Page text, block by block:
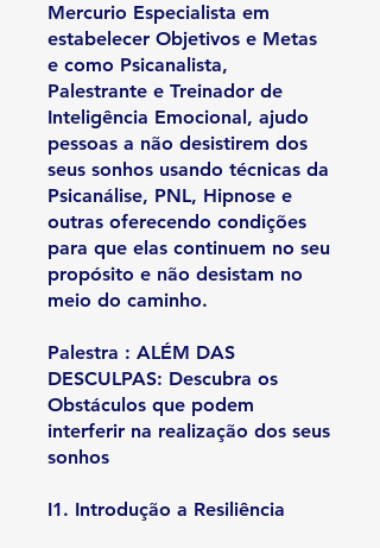
Mercurio Especialista em
estabelecer Objetivos e Metas
e como Psicanalista,
Palestrante e Treinador de
Inteligência Emocional, ajudo
pessoas a não desistirem dos
seus sonhos usando técnicas da
Psicanálise, PNL, Hipnose e
outras oferecendo condições
para que elas continuem no seu
propósito e não desistam no
meio do caminho.
Palestra : ALÉM DAS
DESCULPAS: Descubra os
Obstáculos que podem
interferir na realização dos seus
sonhos
I1. Introdução a Resiliência